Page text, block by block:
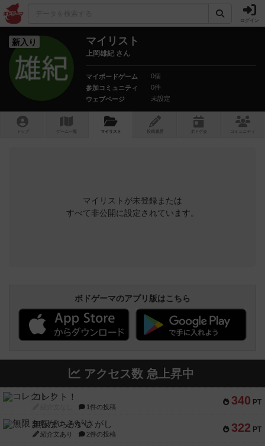
ログイン
新入り マイリスト
上岡雄紀 さん
マイボードゲーム
0個
参加コミュニティ
0件
ウェブページ
未設定
トップ ゲーム一覧 マイリスト 投稿履歴 ボ ドゲ コミュニティ
マイリストが未登録または
すべて非公開に設定されています。
ボドゲーマのアプリ版はこちら
アクセス数 急上昇中
340 PT
コレクト！
1件の投稿
322 PT
無限まちがいさがし
紹介文あり 2件の投稿